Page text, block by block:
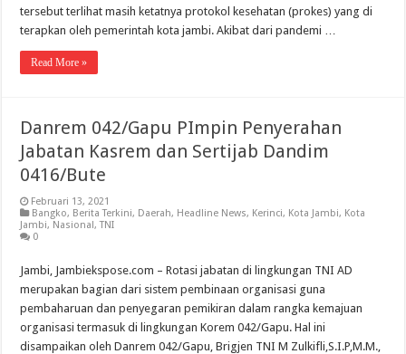
tersebut terlihat masih ketatnya protokol kesehatan (prokes) yang di
terapkan oleh pemerintah kota jambi. Akibat dari pandemi …
Read More »
Danrem 042/Gapu PImpin Penyerahan
Jabatan Kasrem dan Sertijab Dandim
0416/Bute
Februari 13, 2021
Bangko, Berita Terkini, Daerah, Headline News, Kerinci, Kota Jambi, Kota
Jambi, Nasional,TNI
0
Jambi, Jambiekspose.com – Rotasi jabatan di lingkungan TNI AD
merupakan bagian dari sistem pembinaan organisasi guna
pembaharuan dan penyegaran pemikiran dalam rangka kemajuan
organisasi termasuk di lingkungan Korem 042/Gapu. Hal ini
disampaikan oleh Danrem 042/Gapu, Brigjen TNI M Zulkifli,S.I.P,M.M.,